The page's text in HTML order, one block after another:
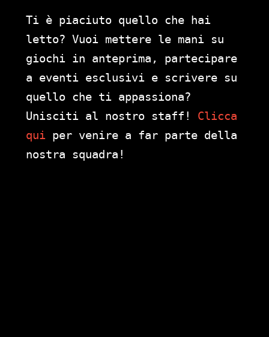
Ti è piaciuto quello che hai
letto? Vuoi mettere le mani su
giochi in anteprima, partecipare
a eventi esclusivi e scrivere su
quello che ti appassiona?
Unisciti al nostro staff! Clicca
qui per venire a far parte della
nostra squadra!